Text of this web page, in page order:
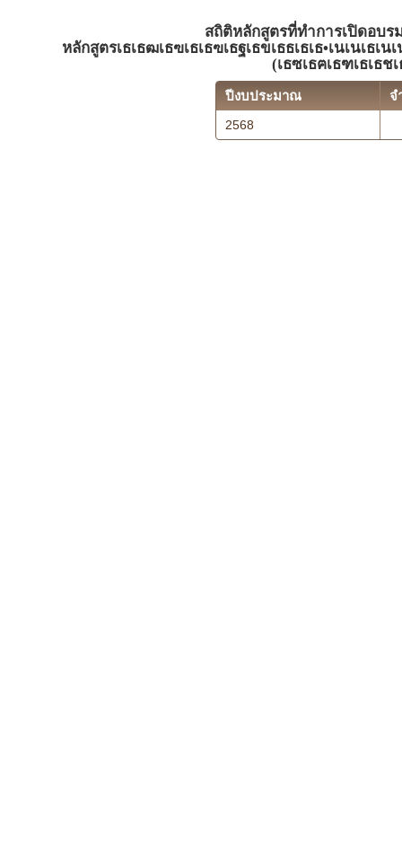
สถิติหลักสูตรที่ทำการเปิดอบ
หลักสูตรเธเธฒเธฃเธเธฃเธฐเธขเธธเธเธ•เนเนเธเ
(เธซเธฅเธฑเธเธชเ
ปีงบประมาณ จ
2568